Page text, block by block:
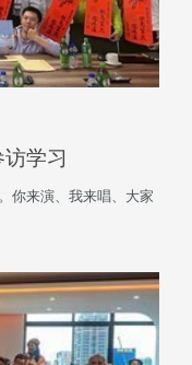
学习
你来演、我来唱、大家